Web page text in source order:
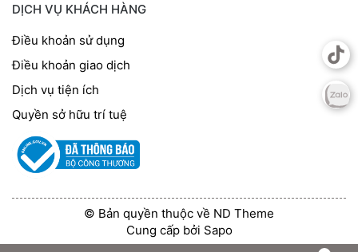
DỊCH VỤ KHÁCH HÀNG
Điều khoản sử dụng
Điều khoản giao dịch
Dịch vụ tiện ích
Quyền sở hữu trí tuệ
© Bản quyền thuộc về ND Theme
Cung cấp bởi Sapo